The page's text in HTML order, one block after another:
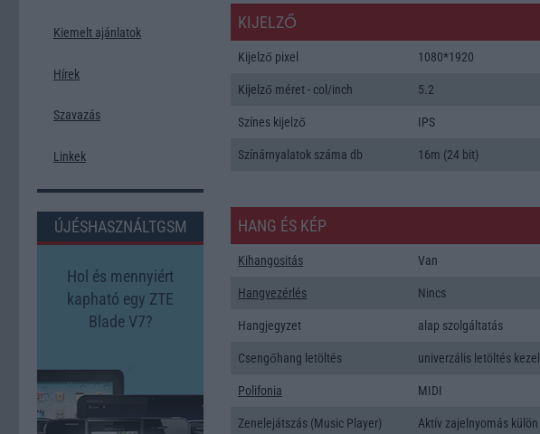
Kiemelt ajánlatok
Hírek
Szavazás
Linkek
ÚJÉSHASZNÁLTGSM
Hol és mennyiért
kapható egy ZTE
Blade V7?
KIJELZŐ
Kijelző pixel 1080*1920
Kijelző méret - col/inch 5.2
Színes kijelző IPS
Színárnyalatok száma db 16m (24 bit)
HANG ÉS KÉP
Kihangositás Van
Hangvezérlés Nincs
Hangjegyzet alap szolgáltatás
Csengőhang letöltés univerzális letöltés
Polifonia MIDI
Zenelejátszás (Music Player)
Aktív zajelnyomás külön